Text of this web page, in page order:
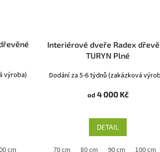
výroba)
cm
Interiérové dveře Radex
TURYN Plné
Dodání za 5-6 týdnů (zakázková
od 4 000 Kč
DETAIL
70 cm 80 cm 90 cm 100 cm